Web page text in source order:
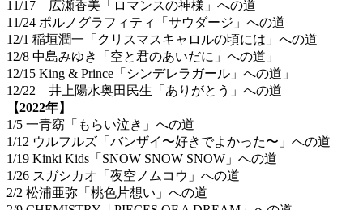
11/17 広瀬香美「ロマンスの神様」への道
11/24 ポルノグラフィティ「サウダージ」への道
12/1 稲垣潤一「クリスマスキャロルの頃には」への道
12/8 中島みゆき「空と君のあいだに」への道」
12/15 King & Prince「シンデレラガール」への道」
12/22 井上陽水奥田民生「ありがとう」への道
【2022年】
1/5 一青窈「もらい泣き」への道
1/12 ウルフルズ「バンザイ〜好きでよかった〜」への道
1/19 Kinki Kids「SNOW SNOW SNOW」への道
1/26 スガシカオ「夜空ノムコウ」への道
2/2 松浦亜弥「桃色片想い」への道